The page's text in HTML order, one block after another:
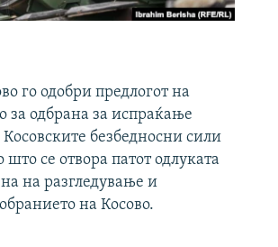
го одобри предлогот на
за одбрана за испраќање
безбедносни сили
што се отвора патот одлуката
на разгледување и
на Косово.